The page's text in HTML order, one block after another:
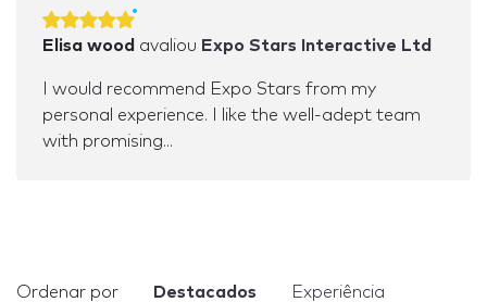
Elisa wood avaliou Expo Stars Interactive Ltd
I would recommend Expo Stars from my
personal experience. I like the well-adept team
with promising...
Ordenar por Destacados Experiência